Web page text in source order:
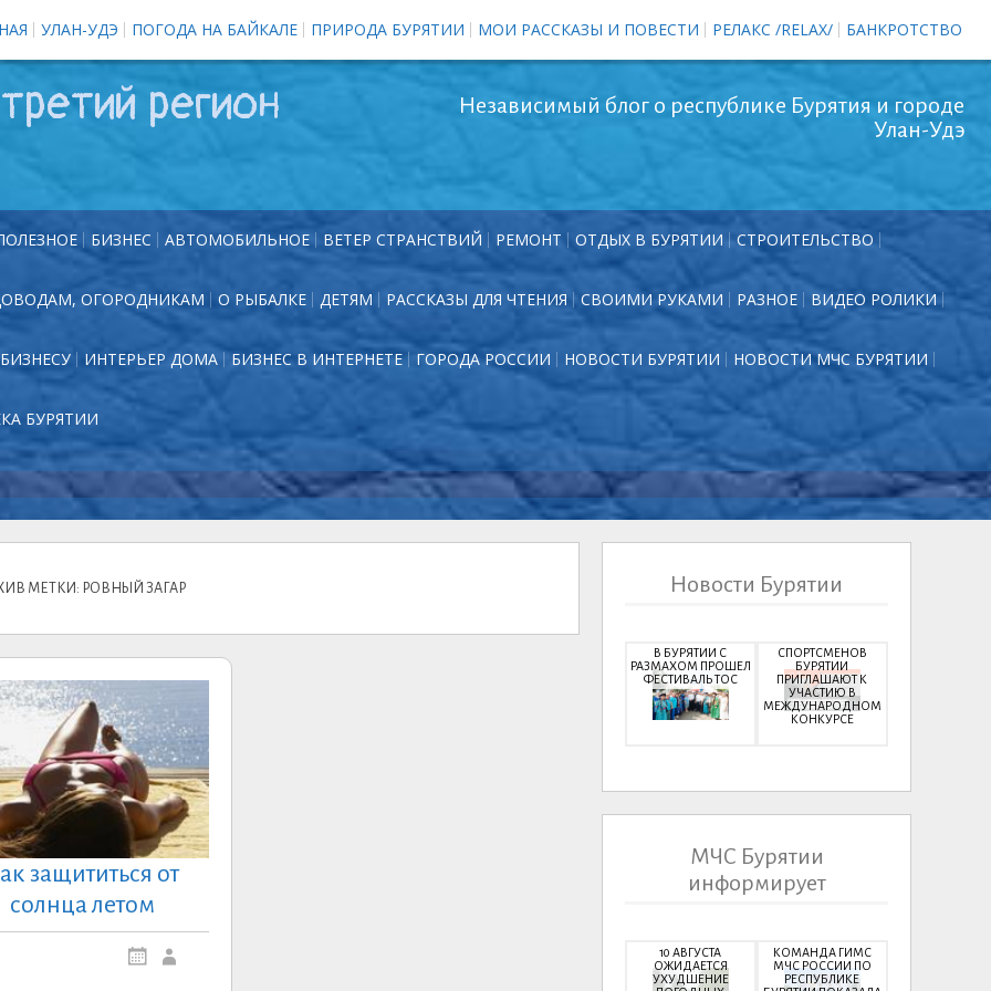
УЛАН-УДЭ ПОГОДА НА БАЙКАЛЕ ПРИРОДА БУРЯТИИ МОИ РАССКАЗЫ И ПОВЕСТИ РЕЛАКС /RELAX/ БАНКРОТСТВО
регион
Независимый блог о республике Бурятия и городе
Улан-Удэ
БИЗНЕС АВТОМОБИЛЬНОЕ ВЕТЕР СТРАНСТВИЙ РЕМОНТ ОТДЫХ В БУРЯТИИ СТРОИТЕЛЬСТВО
ОГОРОДНИКАМ О РЫБАЛКЕ ДЕТЯМ РАССКАЗЫ ДЛЯ ЧТЕНИЯ СВОИМИ РУКАМИ РАЗНОЕ ВИДЕО РОЛИКИ
БИЗНЕСУ ИНТЕРЬЕР ДОМА БИЗНЕС В ИНТЕРНЕТЕ ГОРОДА РОССИИ НОВОСТИ БУРЯТИИ НОВОСТИ МЧС БУРЯТИИ
БУРЯТИИ
МЕТКИ: РОВНЫЙ ЗАГАР
защититься от
солнца летом
Новости Бурятии
В БУРЯТИИ С
РАЗМАХОМ ПРОШЕЛ
ФЕСТИВАЛЬ ТОС
СПОРТСМЕНОВ
БУРЯТИИ
ПРИГЛАШАЮТ К
УЧАСТИЮ В
МЕЖДУНАРОДНОМ
КОНКУРСЕ
МЧС Бурятии
информирует
10 АВГУСТА
ОЖИДАЕТСЯ
УХУДШЕНИЕ
КОМАНДА ГИМС
МЧС РОССИИ ПО
РЕСПУБЛИКЕ